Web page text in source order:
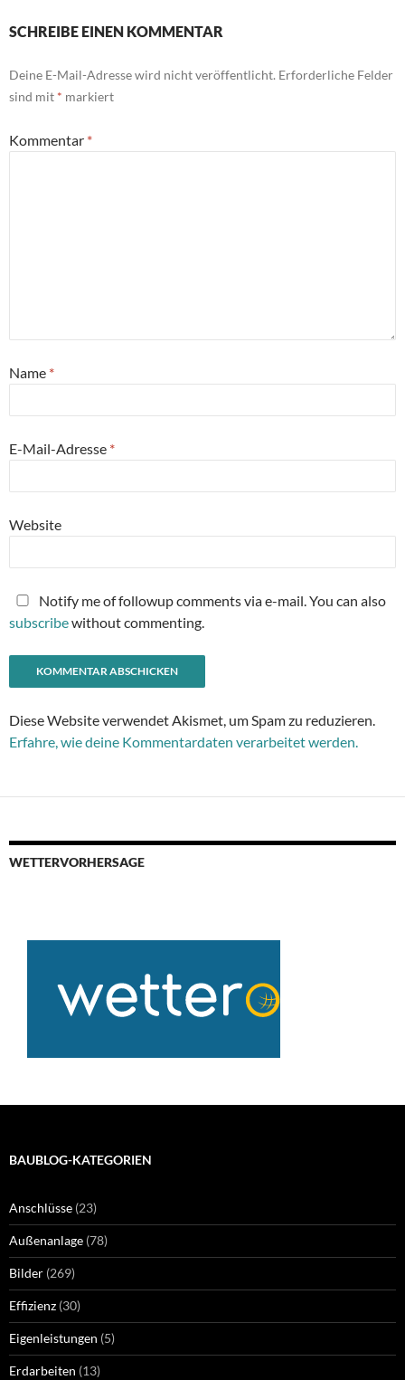
SCHREIBE EINEN KOMMENTAR
Deine E-Mail-Adresse wird nicht veröffentlicht. Erforderliche Felder
sind mit * markiert
Kommentar *
Name *
E-Mail-Adresse *
Website
Notify me of followup comments via e-mail. You can also
subscribewithout commenting.
Diese Website verwendet Akismet, um Spam zu reduzieren.
Erfahre, wie deine Kommentardaten verarbeitet werden.
WETTERVORHERSAGE
BAUBLOG-KATEGORIEN
Anschlüsse (23)
Außenanlage (78)
Bilder (269)
Effizienz (30)
Eigenleistungen (5)
Erdarbeiten (13)